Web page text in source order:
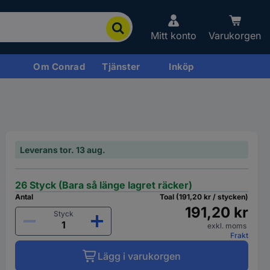
Mitt konto Varukorgen
Om Conrad Tjänster Inköp
Leverans tor. 13 aug.
26 Styck (Bara så länge lagret räcker)
Antal
Styck
Toal (191,20 kr / stycken)
191,20 kr
exkl. moms
Frakt
Lägg i varukorgen